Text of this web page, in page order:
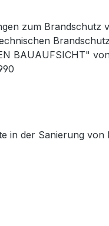
zum Brandschutz
Brandschutz
BAUAUFSICHT"
in der Sanierung